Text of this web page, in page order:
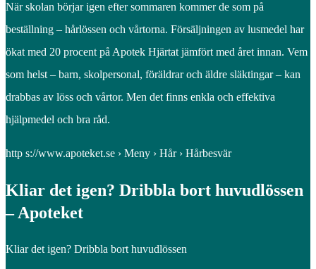
När skolan börjar igen efter sommaren kommer de som på
beställning – hårlössen och vårtorna. Försäljningen av lusmedel har
ökat med 20 procent på Apotek Hjärtat jämfört med året innan. Vem
som helst – barn, skolpersonal, föräldrar och äldre släktingar – kan
drabbas av löss och vårtor. Men det finns enkla och effektiva
hjälpmedel och bra råd.
http s://www.apoteket.se › Meny › Hår › Hårbesvär
Kliar det igen? Dribbla bort huvudlössen
– Apoteket
Kliar det igen? Dribbla bort huvudlössen